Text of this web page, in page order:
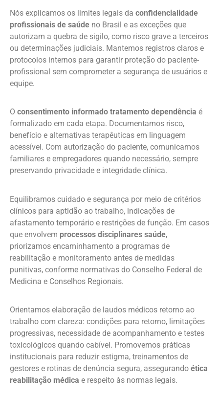
Nós explicamos os limites legais da confidencialidade
profissionais de saúde no Brasil e as exceções que
autorizam a quebra de sigilo, como risco grave a terceiros
ou determinações judiciais. Mantemos registros claros e
protocolos internos para garantir proteção do paciente-
profissional sem comprometer a segurança de usuários e
equipe.
O consentimento informado tratamento dependência é
formalizado em cada etapa. Documentamos risco,
benefício e alternativas terapêuticas em linguagem
acessível. Com autorização do paciente, comunicamos
familiares e empregadores quando necessário, sempre
preservando privacidade e integridade clínica.
Equilibramos cuidado e segurança por meio de critérios
clínicos para aptidão ao trabalho, indicações de
afastamento temporário e restrições de função. Em casos
que envolvem processos disciplinares saúde,
priorizamos encaminhamento a programas de
reabilitação e monitoramento antes de medidas
punitivas, conforme normativas do Conselho Federal de
Medicina e Conselhos Regionais.
Orientamos elaboração de laudos médicos retorno ao
trabalho com clareza: condições para retorno, limitações
progressivas, necessidade de acompanhamento e testes
toxicológicos quando cabível. Promovemos práticas
institucionais para reduzir estigma, treinamentos de
gestores e rotinas de denúncia segura, assegurando ética
reabilitação médica e respeito às normas legais.